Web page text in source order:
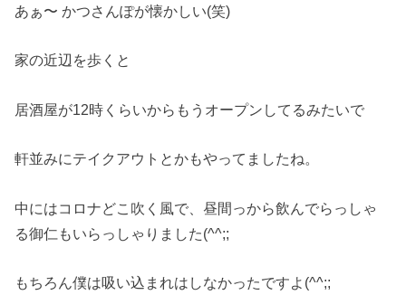
あぁ〜 かつさんぽが懐かしい(笑)
家の近辺を歩くと
居酒屋が12時くらいからもうオープンしてるみたいで
軒並みにテイクアウトとかもやってましたね。
中にはコロナどこ吹く風で、昼間っから飲んでらっしゃ
る御仁もいらっしゃりました(^^;;
もちろん僕は吸い込まれはしなかったですよ(^^;;